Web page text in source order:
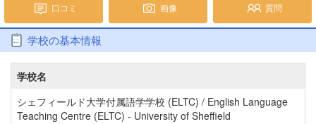
口コミ 画像 質問
学校の基本情報
学校名
シェフィールド大学付属語学学校 (ELTC) / English Language
Teaching Centre (ELTC) - University of Sheffield